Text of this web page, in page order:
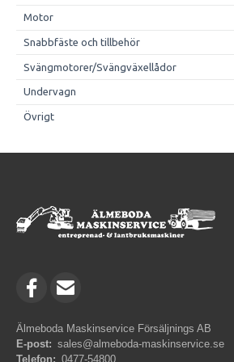
Motor
Snabbfäste och tillbehör
Svängmotorer/Svängväxellådor
Undervagn
Övrigt
Älmeboda Maskinservice Försäljnings AB
E-post: sales@almeboda-maskinservice.se
Telefon: 0477-54800